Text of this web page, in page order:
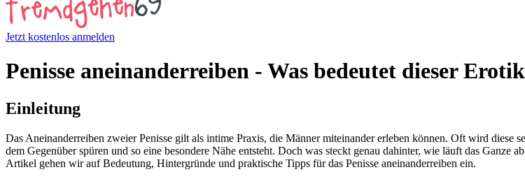
Jetzt kostenlos anmelden
Penisse aneinanderreiben - Was bedeutet dieser
Einleitung
Das Aneinanderreiben zweier Penisse gilt als intime Praxis, die Männer miteinander erleben können. Oft wird diese
dem Gegenüber spüren und so eine besondere Nähe entsteht. Doch was steckt genau dahinter, wie läuft das
Artikel gehen wir auf Bedeutung, Hintergründe und praktische Tipps für das Penisse aneinanderreiben ein.